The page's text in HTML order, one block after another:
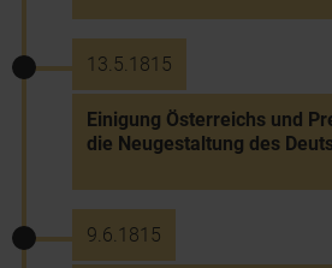
13.5.1815
Einigung Österreichs und
die Neugestaltung des
9.6.1815